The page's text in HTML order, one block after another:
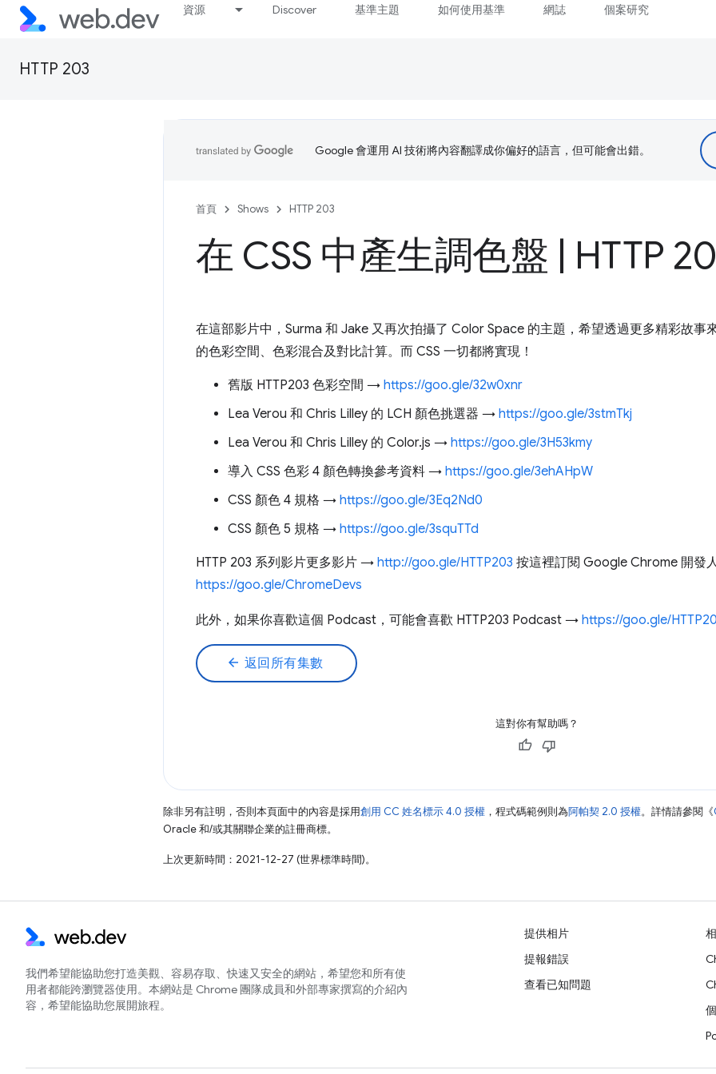
資源 Discover 基準主題 如何使用基準 網誌 個案研究
HTTP 203
Google 會運用 AI 技術將內容翻譯成你偏好的語言，但可能會出錯。
首頁 Shows HTTP 203
在 CSS 中產生調色盤 HTTP
在這部影片中，Surma 和 Jake 又再次拍攝了 Color Space 的主題，希望透過更多精彩故事
的色彩空間、色彩混合及對比計算。而 CSS 一切都將實現！
舊版 HTTP203 色彩空間 → https://goo.gle/32w0xnr
Lea Verou 和 Chris Lilley 的 LCH 顏色挑選器 → https://goo.gle/3stmTkj
Lea Verou 和 Chris Lilley 的 Color.js → https://goo.gle/3H53kmy
導入 CSS 色彩 4 顏色轉換參考資料 → https://goo.gle/3ehAHpW
CSS 顏色 4 規格 → https://goo.gle/3Eq2Nd0
CSS 顏色 5 規格 → https://goo.gle/3squTTd
HTTP 203 系列影片更多影片 → http://goo.gle/HTTP203 按這裡訂閱 Google Chrome 開發
https://goo.gle/ChromeDevs
此外，如果你喜歡這個 Podcast，可能會喜歡 HTTP203 Podcast → https://goo.gle/
arrow_back 返回所有集數
這對你有幫助嗎？
除非另有註明，否則本頁面中的內容是採用創用 CC 姓名標示 4.0 授權 ，程式碼範例則為阿帕契 2.0 授權。詳情請參閱《
Oracle 和/或其關聯企業的註冊商標。
上次更新時間：2021-12-27 (世界標準時間)。
我們希望能協助您打造美觀、容易存取、快速又安全的網站，希望您和所有使
用者都能跨瀏覽器使用。本網站是 Chrome 團隊成員和外部專家撰寫的介紹內
容，希望能協助您展開旅程。
提供相片
提報錯誤
查看已知問題